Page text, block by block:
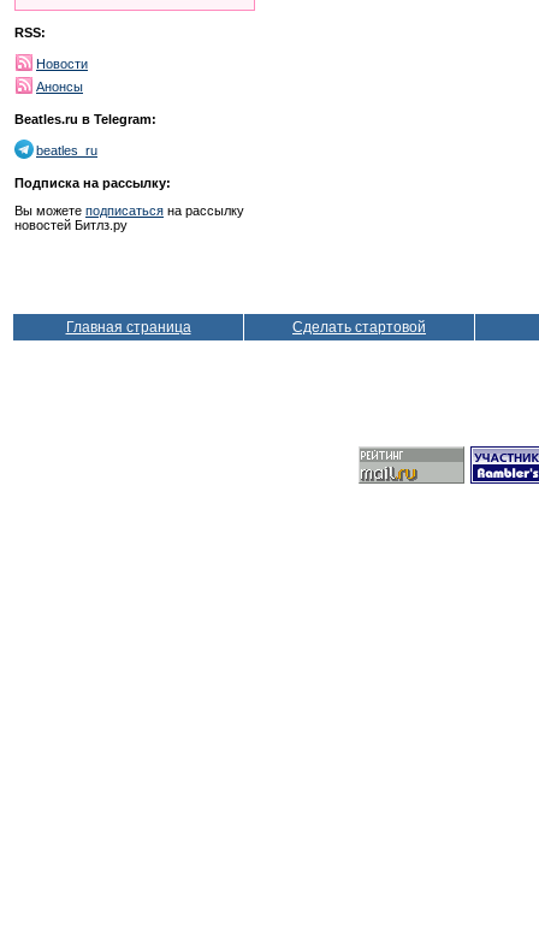
RSS:
Новости
Анонсы
Beatles.ru в Telegram:
beatles_ru
Подписка на рассылку:
Вы можете подписаться на рассылку
новостей Битлз.ру
Главная страница Сделать стартовой